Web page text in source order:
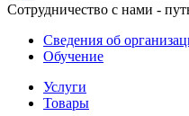
Сотрудничество с нами -
Сведения об
Обучение
Услуги
Товары